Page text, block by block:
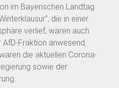
im Bayerischen Landtag
die in einer
verlief, waren auch
Fraktion anwesend.
die aktuellen Corona-
sowie der